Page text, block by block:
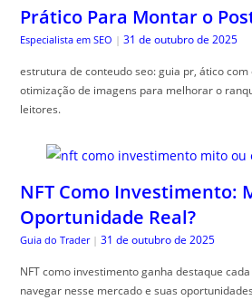
Prático Para Montar o
Especialista em SEO | 31 de outubro de 2025
estrutura de conteudo seo: guia pr, ático com
otimização de imagens para melhorar o
leitores.
NFT Como Investimento:
Oportunidade Real?
Guia do Trader | 31 de outubro de 2025
NFT como investimento ganha destaque
navegar nesse mercado e suas